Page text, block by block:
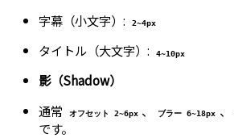
字幕（小文字）:
2~4px
タイトル（大文字）: 4~10px
影（Shadow）
通常
オフセット 2~6px 、 ブラー 6~18px 、
です。